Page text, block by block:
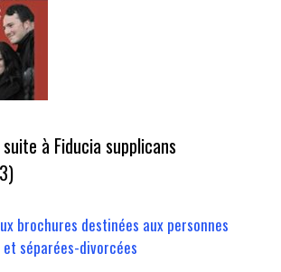
à Fiducia supplicans
brochures destinées aux personnes
séparées-divorcées